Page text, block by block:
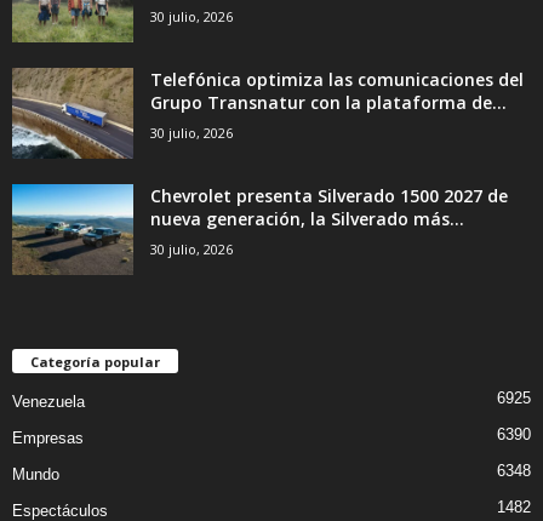
30 julio, 2026
Telefónica optimiza las comunicaciones del
Grupo Transnatur con la plataforma de...
30 julio, 2026
Chevrolet presenta Silverado 1500 2027 de
nueva generación, la Silverado más...
30 julio, 2026
Categoría popular
Venezuela 6925
Empresas 6390
Mundo 6348
Espectáculos 1482